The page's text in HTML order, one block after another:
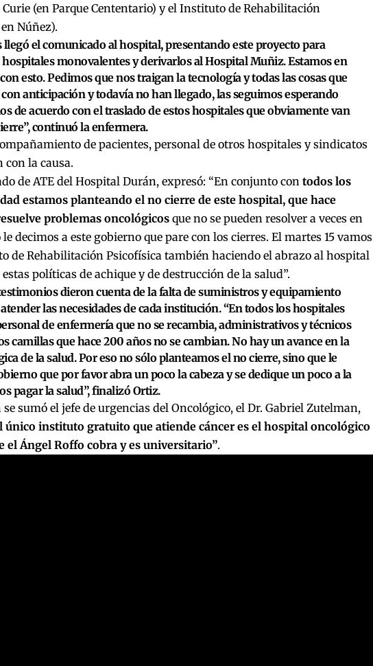
(en Parque Cententario) y el Instituto de Rehabilitación
Núñez).
llegó el comunicado al hospital, presentando este proyecto para
monovalentes y derivarlos al Hospital Muñiz. Estamos en
esto. Pedimos que nos traigan la tecnología y todas las cosas que
anticipación y todavía no han llegado, las seguimos esperando
de acuerdo con el traslado de estos hospitales que obviamente van
continuó la enfermera.
de pacientes, personal de otros hospitales y sindicatos
con la causa.
de ATE del Hospital Durán, expresó: “En conjunto con todos los
estamos planteando el no cierre de este hospital, que hace
problemas oncológicosque no se pueden resolver a veces en
decimos a este gobierno que pare con los cierres. El martes 15 vamos
de Rehabilitación Psicofísica también haciendo el abrazo al hospital
políticas de achique y de destrucción de la salud”.
dieron cuenta de la falta de suministros y equipamiento
las necesidades de cada institución. “En todos los hospitales
de enfermería que no se recambia, administrativos y técnicos
camillas que hace 200 años no se cambian. No hay un avance en la
de la salud. Por eso no sólo planteamos el no cierre, sino que le
que por favor abra un poco la cabeza y se dedique un poco a la
pagar la salud”, finalizó Ortiz.
sumó el jefe de urgencias del Oncológico, el Dr. Gabriel Zutelman,
único instituto gratuito que atiende cáncer es el hospital oncológico
el Ángel Roffo cobra y es universitario”.